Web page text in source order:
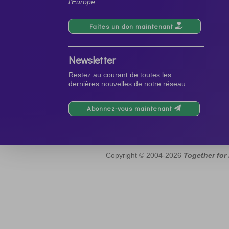
l’Europe.
Faites un don maintenant
Newsletter
Restez au courant de toutes les
dernières nouvelles de notre réseau.
Abonnez-vous maintenant
Copyright © 2004-2026 Together for